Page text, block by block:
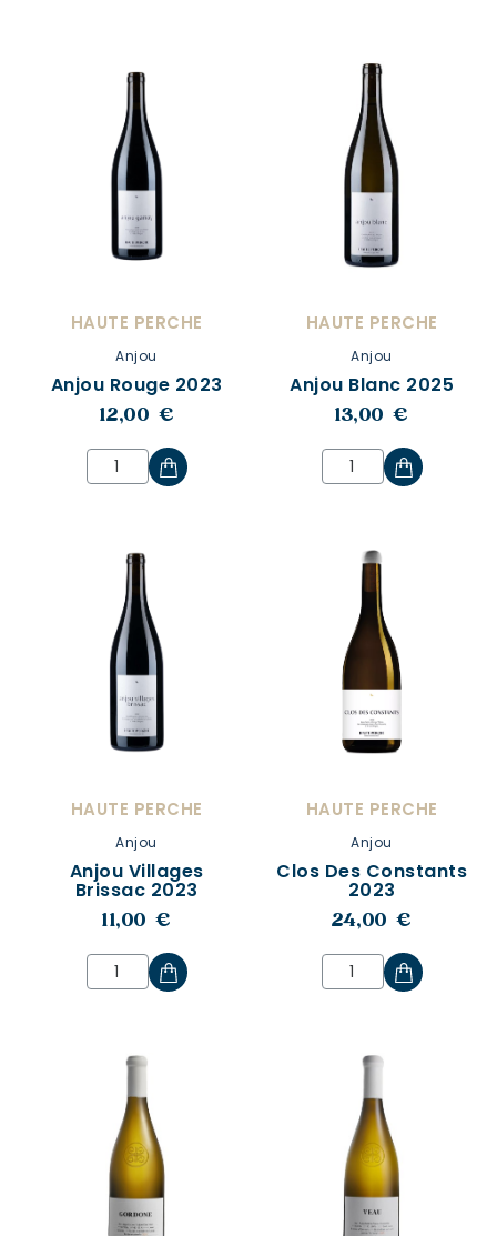
HAUTE PERCHE
Anjou
Anjou Rouge 2023
12,00 €
HAUTE PERCHE
Anjou
Anjou Blanc 2025
13,00 €
HAUTE PERCHE
Anjou
Anjou Villages
Brissac 2023
11,00 €
HAUTE PERCHE
Anjou
Clos Des Constants
2023
24,00 €